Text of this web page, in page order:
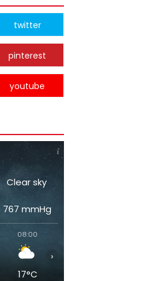
twitter
pinterest
youtube
Clear sky
767 mmHg
08:00
17°C
›